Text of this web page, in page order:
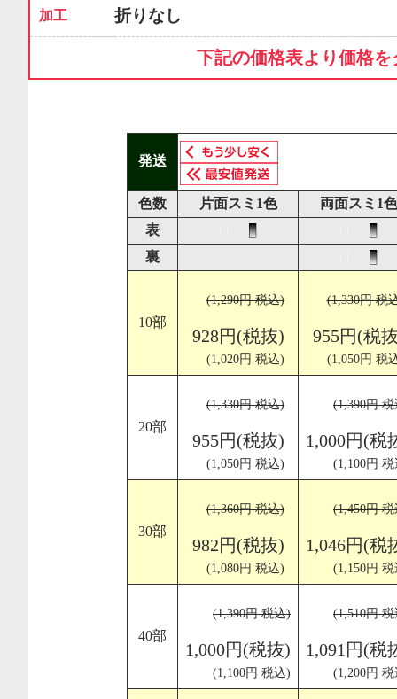
加工 折りなし
下記の価格表より価格
発送
色数 片面スミ1色
両面スミ1色
表
裏
10部
(1,290円 税込)
928円(税抜)
(1,020円 税込)
(1,330円 税
955円(税
(1,050円 税
20部
(1,330円 税込)
955円(税抜)
(1,050円 税込)
(1,390円
1,000円(税
(1,100円
30部
(1,360円 税込)
982円(税抜)
(1,080円 税込)
(1,450円
1,046円(税
(1,150円
40部
(1,390円 税込)
1,000円(税抜)
(1,100円 税込)
(1,510円
1,091円(税
(1,200円